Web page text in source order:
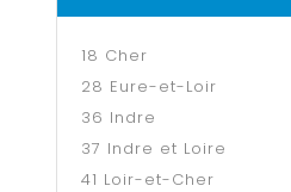
18 Cher
28 Eure-et-Loir
36 Indre
37 Indre et Loire
41 Loir-et-Cher